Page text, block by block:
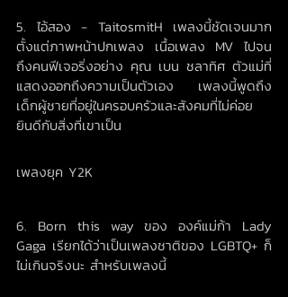
5. ไอ้สอง - TaitosmitH เพลงนี้ชัดเจนมาก
ตั้งแต่ภาพหน้าปกเพลง เนื้อเพลง MV ไปจน
ถึงคนฟีเจอริ่งอย่าง คุณ เบน ชลาทิศ ตัวแม่ที่
แสดงออกถึงความเป็นตัวเอง เพลงนี้พูดถึง
เด็กผู้ชายที่อยู่ในครอบครัวและสังคมที่ไม่ค่อย
ยินดีกับสิ่งที่เขาเป็น
เพลงยุค Y2K
6. Born this way ของ องค์แม่ก้า Lady
Gaga เรียกได้ว่าเป็นเพลงชาติของ LGBTQ+ ก็
ไม่เกินจริงนะ สำหรับเพลงนี้